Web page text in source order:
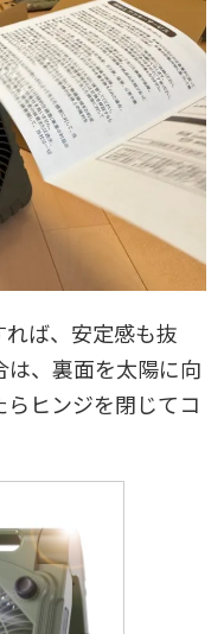
ば、安定感も抜
、裏面を太陽に向
ヒンジを閉じてコ